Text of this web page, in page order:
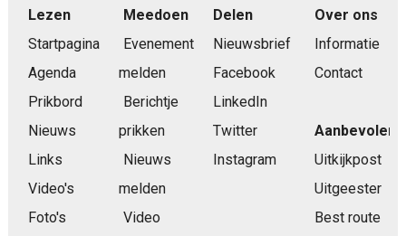
Lezen
Startpagina
Agenda
Prikbord
Nieuws
Links
Video's
Foto's
Meedoen
Evenement
melden
Berichtje
prikken
Nieuws
melden
Video
Delen
Nieuwsbrief
Facebook
LinkedIn
Twitter
Instagram
Over ons
Informatie
Contact
Aanbevolen
Uitkijkpost
Uitgeester
Best route